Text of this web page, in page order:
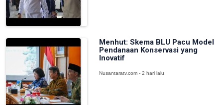
Menhut: Skema BLU Pacu Model
Pendanaan Konservasi yang
Inovatif
Nusantaratv.com - 2 hari lalu